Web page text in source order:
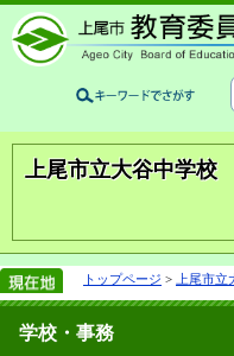
上尾市立大谷中学校
トップページ > 上尾市
学校・事務